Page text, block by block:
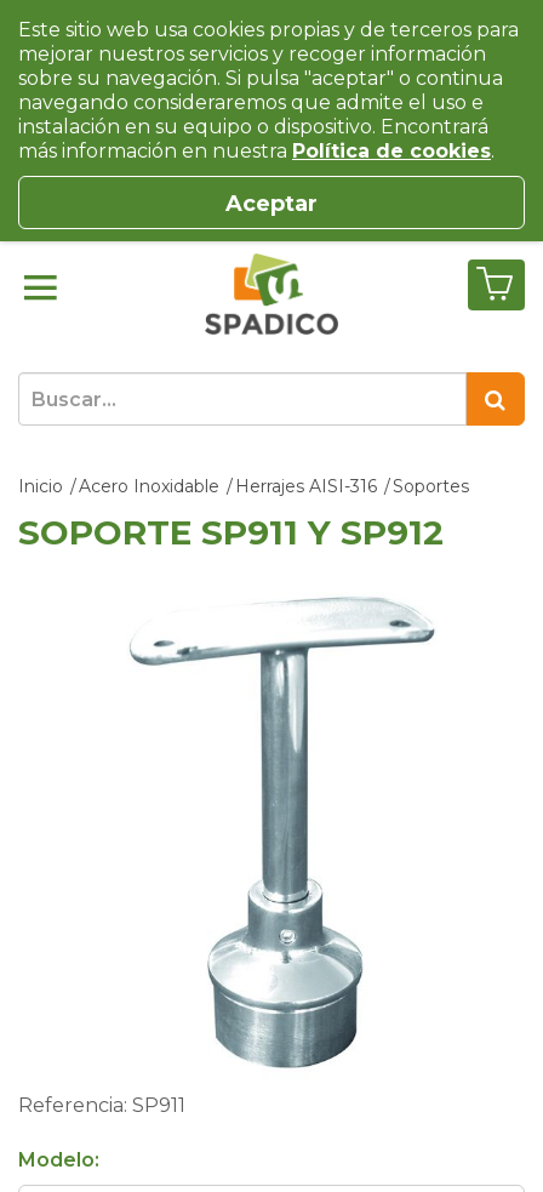
Inicio Acero Inoxidable Herrajes AISI-316 Soportes
SOPORTE SP911 Y SP912
Referencia: SP911
Modelo:
Este sitio web usa cookies propias y de terceros para
mejorar nuestros servicios y recoger información
sobre su navegación. Si pulsa "aceptar" o continua
navegando consideraremos que admite el uso e
instalación en su equipo o dispositivo. Encontrará
más información en nuestra Política de cookies.
Aceptar